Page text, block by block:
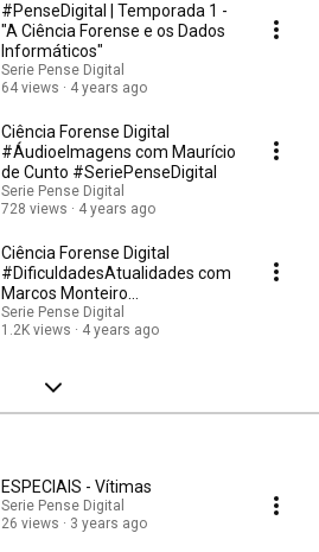
#PenseDigital | Temporada 1 -
"A Ciência Forense e os Dados
Informáticos"
Serie Pense Digital
64 views
4 years ago
Ciência Forense Digital
#ÁudioeImagens com Maurício
de Cunto #SeriePenseDigital
Serie Pense Digital
728 views
4 years ago
Ciência Forense Digital
#DificuldadesAtualidades com
Marcos Monteiro
#SeriePenseDigital
Serie Pense Digital
1.2K views
4 years ago
ESPECIAIS - Vítimas
Serie Pense Digital
26 views
3 years ago